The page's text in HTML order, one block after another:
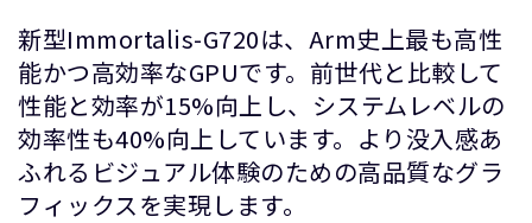
新型Immortalis-G720は、Arm史上最も高性
能かつ高効率なGPUです。前世代と比較して
性能と効率が15%向上し、システムレベルの
効率性も40%向上しています。より没入感あ
ふれるビジュアル体験のための高品質なグラ
フィックスを実現します。